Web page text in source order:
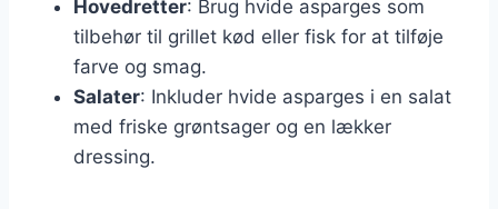
Hovedretter: Brug hvide asparges som
tilbehør til grillet kød eller fisk for at tilføje
farve og smag.
Salater: Inkluder hvide asparges i en salat
med friske grøntsager og en lækker
dressing.